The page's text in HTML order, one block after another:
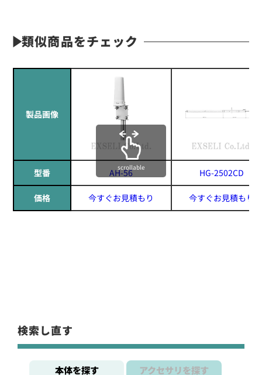
類似商品をチェック
製品画像
型番 AH-56 HG-2502CD
価格 今すぐお見積もり 今すぐお見積もり
scrollable
検索し直す
本体を探す アクセサリを探す